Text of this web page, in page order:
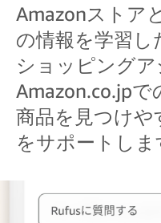
Amazonストア
の情報を学習し
ショッピングア
Amazon.co.jpで
商品を見つけ
をサポートしま